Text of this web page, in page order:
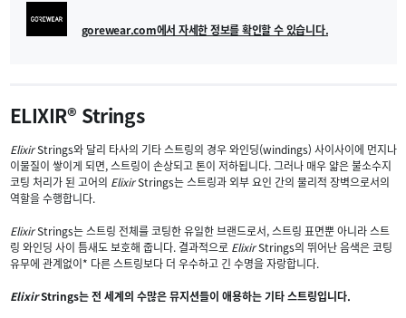
gorewear.com에서 자세한 정보를 확인할 수 있습니다.
ELIXIR® Strings
ElixirStrings와 달리 타사의 기타 스트링의 경우 와인딩(windings) 사이사이에 먼지나
이물질이 쌓이게 되면, 스트링이 손상되고 톤이 저하됩니다. 그러나 매우 얇은 불소수지
코팅 처리가 된 고어의 ElixirStrings는 스트링과 외부 요인 간의 물리적 장벽으로서의
역할을 수행합니다.
ElixirStrings는 스트링 전체를 코팅한 유일한 브랜드로서, 스트링 표면뿐 아니라 스트
링 와인딩 사이 틈새도 보호해 줍니다. 결과적으로 ElixirStrings의 뛰어난 음색은 코팅
유무에 관계없이* 다른 스트링보다 더 우수하고 긴 수명을 자랑합니다.
ElixirStrings는 전 세계의 수많은 뮤지션들이 애용하는 기타 스트링입니다.